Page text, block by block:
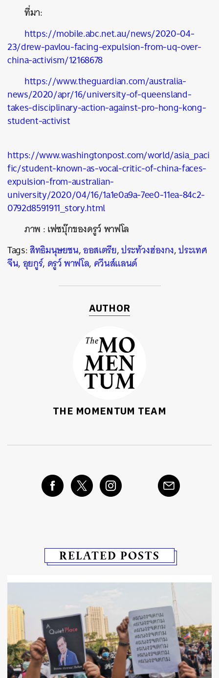
ที่มา:
https://mobile.abc.net.au/news/2020-04-
23/drew-pavlou-facing-expulsion-from-uq-over-
china-activism/12168678
https://www.theguardian.com/australia-
news/2020/apr/16/university-of-queensland-
takes-disciplinary-action-against-pro-hong-kong-
student-activist
https://www.washingtonpost.com/world/asia_paci
fic/student-known-as-vocal-critic-of-china-faces-
expulsion-from-australian-
university/2020/04/16/1a1e0a9a-7ee0-11ea-84c2-
0792d8591911_story.html
ภาพ :เฟซบุ๊กของดรูว์พาฟโล
Tags:สิทธิมนุษยชน,ออสเตรีย,ประท้วงฮ่องกง,ประเทศ
จีน,อุยกูร์, ดรูว์ พาฟโล, ควีนส์แลนด์
AUTHOR
THE MOMENTUM TEAM
RELATED POSTS